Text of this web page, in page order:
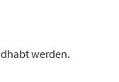
werden.